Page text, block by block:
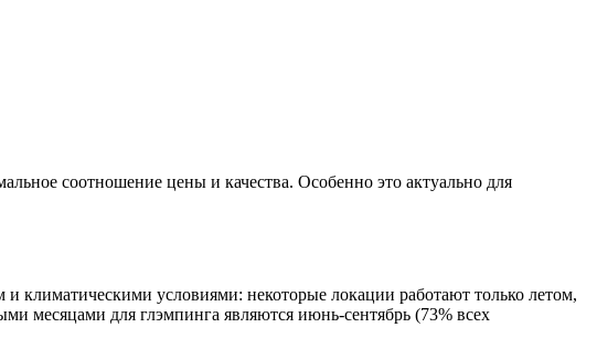
соотношение цены и качества. Особенно это актуально для
климатическими условиями: некоторые локации работают только летом,
месяцами для глэмпинга являются июнь-сентябрь (73% всех